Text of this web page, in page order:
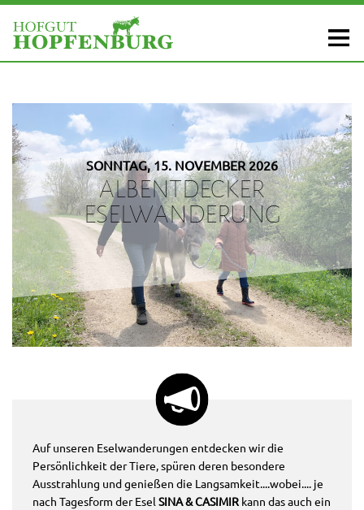
SONNTAG, 15. NOVEMBER 2026
ALBENTDECKER
ESELWANDERUNG
Auf unseren Eselwanderungen entdecken wir die
Persönlichkeit der Tiere, spüren deren besondere
Ausstrahlung und genießen die Langsamkeit....wobei.... je
nach Tagesform der Esel SINA & CASIMIR kann das auch ein